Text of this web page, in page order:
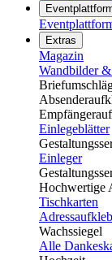
Extras
Magazin
Wandbilder &
Einlegeblätter
Einleger
Hochwertige
Tischkarten
Wachssiegel
Alle